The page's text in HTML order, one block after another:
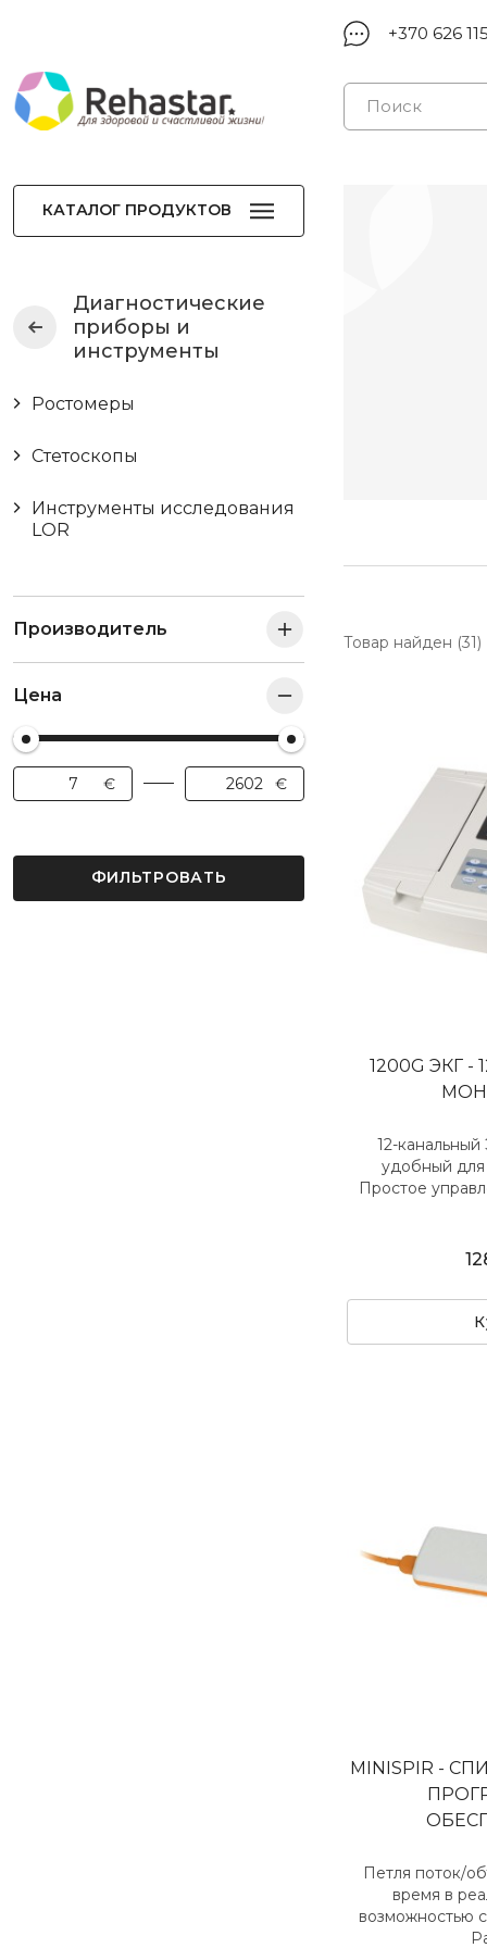
+370 626
КАТАЛОГ ПРОДУКТОВ
Диагностические
приборы и
инструменты
Ростомеры
Стетоскопы
Инструменты исследования
LOR
Производитель
Цена
ФИЛЬТРОВАТЬ
Товар найден (31)
1200G ЭКГ
12-
удобный для
Простое
MINISPIR -
Петля поток/
время в
возможностью